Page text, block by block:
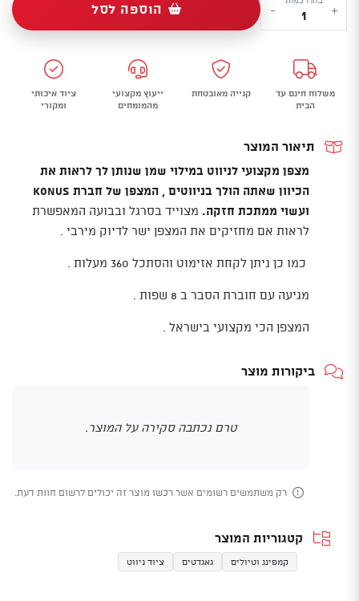
+
של
מקצועי
KONUS
STAR
- הוספה לסל
משלוח חינם עד
הבית
קנייה מאובטחת
ייעוץ מקצועי
מהמומחים
ציוד איכותי
ומקורי
תיאור המוצר
מצפן מקצועי לניווט במילוי שמן שנותן לך לראות את
ועשוי ממתכת חזקה. מצוייד בסרגל ובבועה המאפשרת
לראות אם מחזיקים את המצפן ישר לדיוק מירבי .
כמו כן ניתן לקחת אזימוט והסתכל 360 מעלות .
מגיעה עם חוברת הסבר ב 8 שפות .
המצפן הכי מקצועי בישראל .
ביקורות מוצר
טרם נכתבה סקירה על המוצר.
רק משתמשים רשומים אשר רכשו מוצר זה יכולים לרשום חוות דעת.
קטגוריות המוצר
קמפינג וטיולים גאגדטים ציוד ניווט